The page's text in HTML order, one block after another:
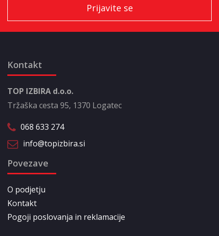
Kontakt
TOP IZBIRA d.o.o.
Tržaška cesta 95, 1370 Logatec
068 633 274
info@topizbira.si
Povezave
O podjetju
Kontakt
Pogoji poslovanja in reklamacije